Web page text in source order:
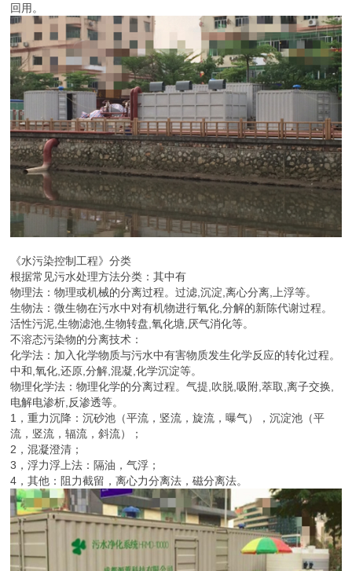
回用。
《水污染控制工程》分类
根据常见污水处理方法分类：其中有
物理法：物理或机械的分离过程。过滤,沉淀,离心分离,上浮等。
生物法：微生物在污水中对有机物进行氧化,分解的新陈代谢过程。
活性污泥,生物滤池,生物转盘,氧化塘,厌气消化等。
不溶态污染物的分离技术：
化学法：加入化学物质与污水中有害物质发生化学反应的转化过程。
中和,氧化,还原,分解,混凝,化学沉淀等。
物理化学法：物理化学的分离过程。气提,吹脱,吸附,萃取,离子交换,
电解电渗析,反渗透等。
1，重力沉降：沉砂池（平流，竖流，旋流，曝气），沉淀池（平
流，竖流，辐流，斜流）；
2，混凝澄清；
3，浮力浮上法：隔油，气浮；
4，其他：阻力截留，离心力分离法，磁分离法。